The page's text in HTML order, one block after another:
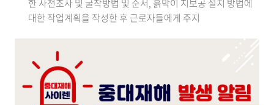
한 사전조사 및 굴착방법 및 순서, 흙막이 지보공 설치 방법에
대한 작업계획을 작성한 후 근로자들에게 주지